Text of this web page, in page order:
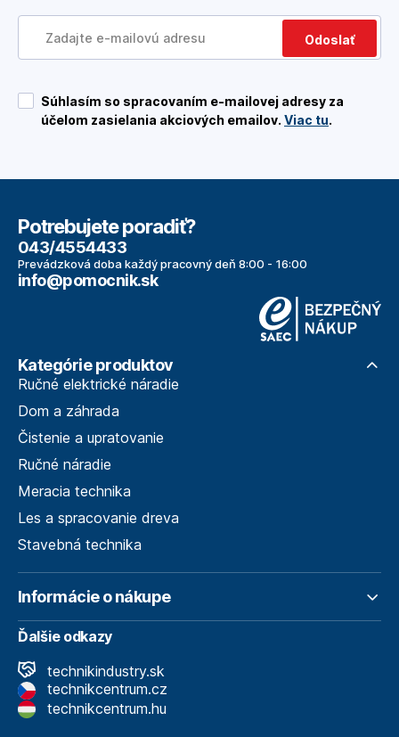
Odoslať
Súhlasím so spracovaním e-mailovej adresy za
účelom zasielania akciových emailov. Viac tu.
Potrebujete poradiť?
043/4554433
Prevádzková doba každý pracovný deň 8:00 - 16:00
info@pomocnik.sk
Kategórie produktov
Ručné elektrické náradie
Dom a záhrada
Čistenie a upratovanie
Ručné náradie
Meracia technika
Les a spracovanie dreva
Stavebná technika
Informácie o nákupe
Ďalšie odkazy
technikindustry.sk
technikcentrum.cz
technikcentrum.hu